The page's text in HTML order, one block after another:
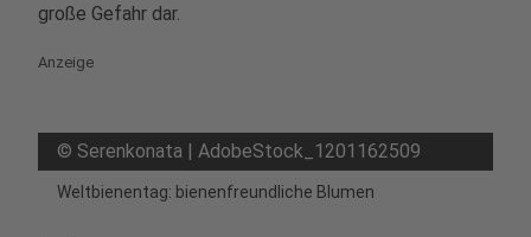
große Gefahr dar.
Anzeige
© Serenkonata | AdobeStock_1201162509
Weltbienentag: bienenfreundliche Blumen